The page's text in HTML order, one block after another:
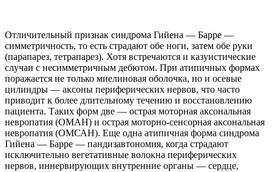
Отличительный признак синдрома Гийена — Барре —
симметричность, то есть страдают обе ноги, затем обе руки
(парапарез, тетрапарез). Хотя встречаются и казуистические
случаи с несимметричным дебютом. При атипичных формах
поражается не только миелиновая оболочка, но и осевые
цилиндры — аксоны периферических нервов, что часто
приводит к более длительному течению и восстановлению
пациента. Таких форм две — острая моторная аксональная
невропатия (ОМАН) и острая моторно-сенсорная аксональная
невропатия (ОМСАН). Еще одна атипичная форма синдрома
Гийена — Барре — пандизавтономия, когда страдают
исключительно вегетативные волокна периферических
нервов, иннервирующих внутренние органы — сердце,